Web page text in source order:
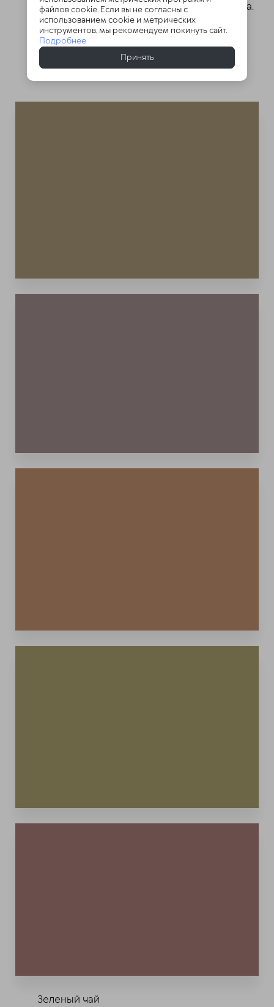
увеличивают усваиваемость бета-каратина.
Состав авокадо также
полон каратиноидами и токоферолами,
предупреждающих развитие
онкопатологий.
Зеленый чай
файлов cookie. Если вы не согласны с
использованием cookie и метрических
инструментов, мы рекомендуем покинуть сайт.
Подробнее
Принять